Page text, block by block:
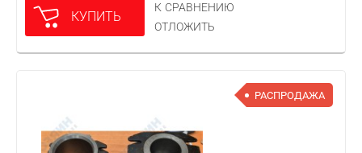
КУПИТЬ
К СРАВНЕНИЮ
ОТЛОЖИТЬ
РАСПРОДАЖА